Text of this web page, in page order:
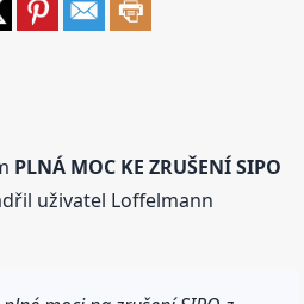
PLNÁ MOC KE ZRUŠENÍ SIPO
uživatel Loffelmann